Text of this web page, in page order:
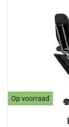
Op voorraad